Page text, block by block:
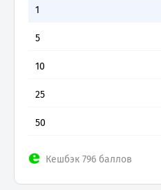
1
5
10
25
50
Кешбэк 796 баллов